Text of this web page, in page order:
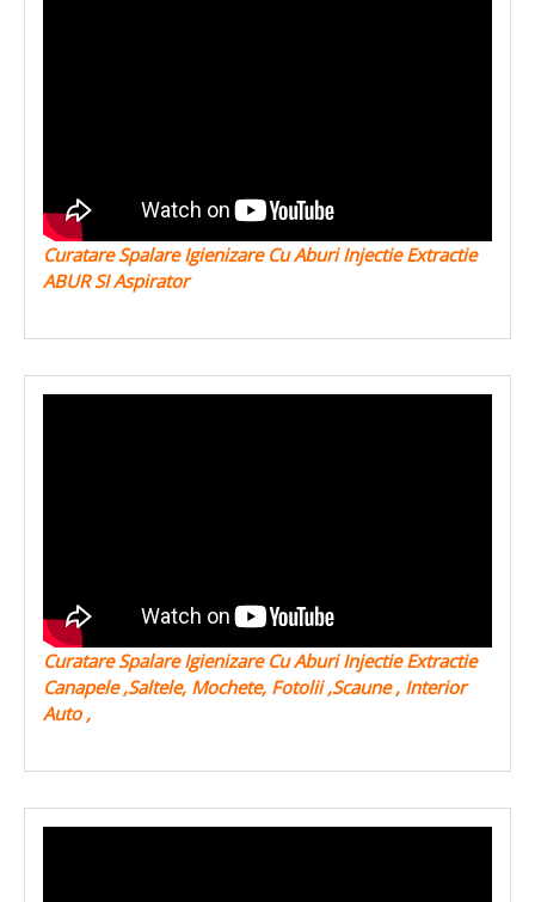
Curatare Spalare Igienizare Cu Aburi Injectie Extractie
ABUR SI Aspirator
Curatare Spalare Igienizare Cu Aburi Injectie Extractie
Canapele ,Saltele, Mochete, Fotolii ,Scaune , Interior
Auto ,